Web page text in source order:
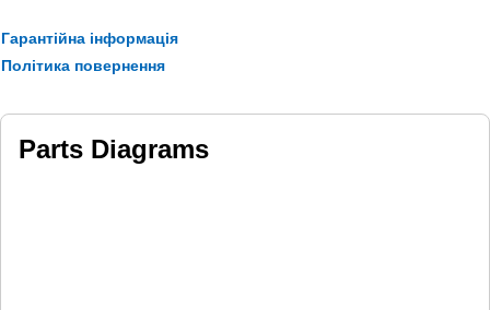
Гарантійна інформація
Політика повернення
Parts Diagrams